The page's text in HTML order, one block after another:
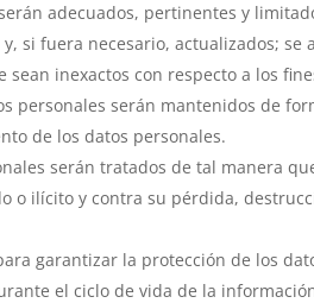
adecuados, pertinentes y
si fuera necesario, actualizados;
inexactos con respecto a los
personales serán mantenidos de
de los datos personales.
serán tratados de tal manera
o ilícito y contra su pérdida,
garantizar la protección de los
el ciclo de vida de la